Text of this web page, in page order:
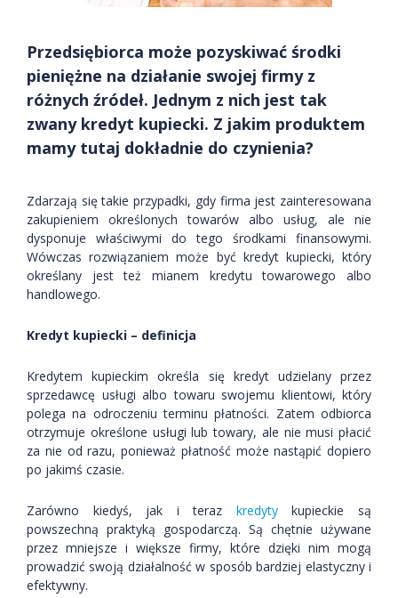
Przedsiębiorca może pozyskiwać środki
pieniężne na działanie swojej firmy z
różnych źródeł. Jednym z nich jest tak
zwany kredyt kupiecki. Z jakim produktem
mamy tutaj dokładnie do czynienia?
Zdarzają się takie przypadki, gdy firma jest zainteresowana
zakupieniem określonych towarów albo usług, ale nie
dysponuje właściwymi do tego środkami finansowymi.
Wówczas rozwiązaniem może być kredyt kupiecki, który
określany jest też mianem kredytu towarowego albo
handlowego.
Kredyt kupiecki – definicja
Kredytem kupieckim określa się kredyt udzielany przez
sprzedawcę usługi albo towaru swojemu klientowi, który
polega na odroczeniu terminu płatności. Zatem odbiorca
otrzymuje określone usługi lub towary, ale nie musi płacić
za nie od razu, ponieważ płatność może nastąpić dopiero
po jakimś czasie.
Zarówno kiedyś, jak i teraz kredytykupieckie są
powszechną praktyką gospodarczą. Są chętnie używane
przez mniejsze i większe firmy, które dzięki nim mogą
prowadzić swoją działalność w sposób bardziej elastyczny i
efektywny.